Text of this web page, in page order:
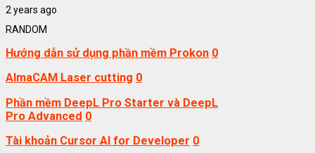
2 years ago
RANDOM
Hướng dẫn sử dụng phần mềm Prokon 0
AlmaCAM Laser cutting 0
Phần mềm DeepL Pro Starter và DeepL
Pro Advanced 0
Tài khoản Cursor AI for Developer 0